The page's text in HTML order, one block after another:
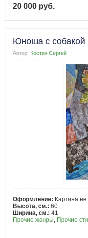
20 000 руб.
Юноша с собакой
Автор: Костин Сергей
Оформление: Картина
Высота, см.: 60
Ширина, см.: 41
Прочие жанры, Прочие